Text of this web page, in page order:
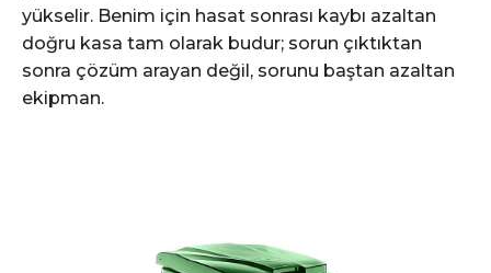
yükselir. Benim için hasat sonrası kaybı azaltan
doğru kasa tam olarak budur; sorun çıktıktan
sonra çözüm arayan değil, sorunu baştan azaltan
ekipman.